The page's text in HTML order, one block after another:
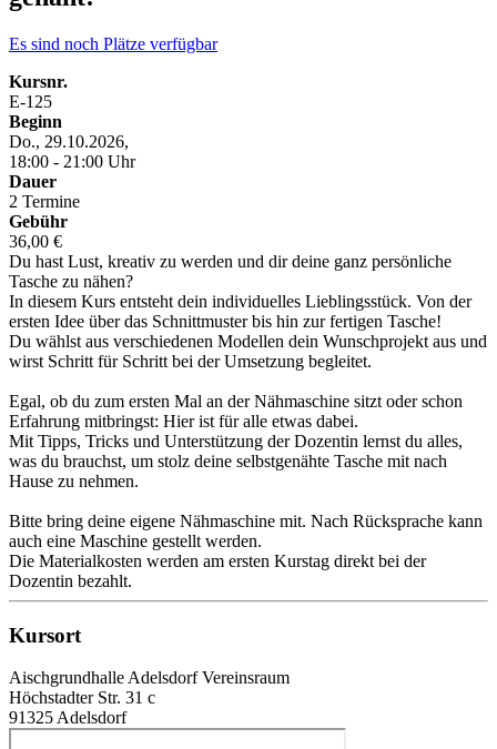
Es sind noch Plätze verfügbar
Kursnr.
E-125
Beginn
Do., 29.10.2026,
18:00 - 21:00 Uhr
Dauer
2 Termine
Gebühr
36,00 €
Du hast Lust, kreativ zu werden und dir deine ganz persönliche
Tasche zu nähen?
In diesem Kurs entsteht dein individuelles Lieblingsstück. Von der
ersten Idee über das Schnittmuster bis hin zur fertigen Tasche!
Du wählst aus verschiedenen Modellen dein Wunschprojekt aus und
wirst Schritt für Schritt bei der Umsetzung begleitet.
Egal, ob du zum ersten Mal an der Nähmaschine sitzt oder schon
Erfahrung mitbringst: Hier ist für alle etwas dabei.
Mit Tipps, Tricks und Unterstützung der Dozentin lernst du alles,
was du brauchst, um stolz deine selbstgenähte Tasche mit nach
Hause zu nehmen.
Bitte bring deine eigene Nähmaschine mit. Nach Rücksprache kann
auch eine Maschine gestellt werden.
Die Materialkosten werden am ersten Kurstag direkt bei der
Dozentin bezahlt.
Kursort
Aischgrundhalle Adelsdorf Vereinsraum
Höchstadter Str. 31 c
91325 Adelsdorf